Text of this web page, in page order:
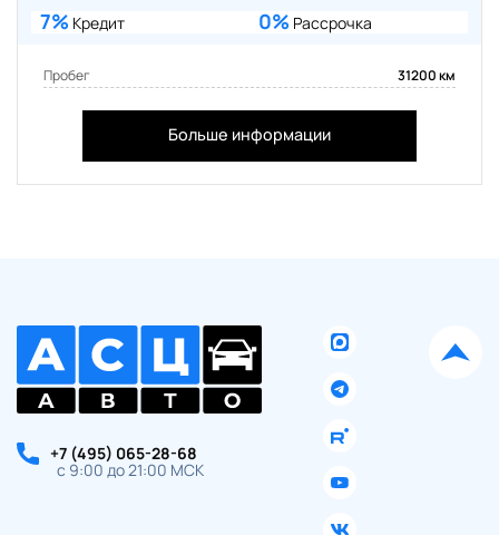
7% Кредит 0% Рассрочка
Пробег 31200 км
Больше информации
+7 (495) 065-28-68
с 9:00 до 21:00 МСК